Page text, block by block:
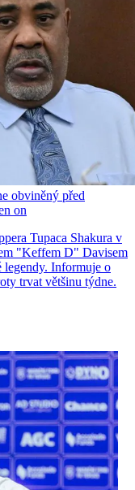
obviněný před
on
Tupaca Shakura v
"Keffem D" Davisem
legendy. Informuje o
trvat většinu týdne.